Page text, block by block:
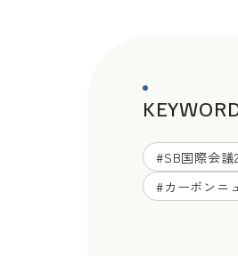
#SB国際会議
#カーボンニ